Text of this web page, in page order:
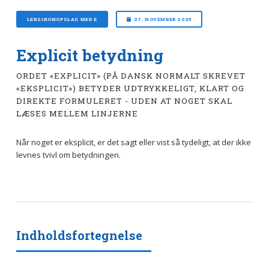
LEKSIKONOPSLAG MED E 27. NOVEMBER 2025
Explicit betydning
ORDET «EXPLICIT» (PÅ DANSK NORMALT SKREVET
«EKSPLICIT») BETYDER UDTRYKKELIGT, KLART OG
DIREKTE FORMULERET - UDEN AT NOGET SKAL
LÆSES MELLEM LINJERNE
Når noget er eksplicit, er det sagt eller vist så tydeligt, at der ikke
levnes tvivl om betydningen.
Indholdsfortegnelse